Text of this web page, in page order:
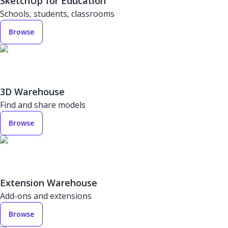
Schools, students, classrooms
Browse
3D Warehouse
Find and share models
Browse
Extension Warehouse
Add-ons and extensions
Browse